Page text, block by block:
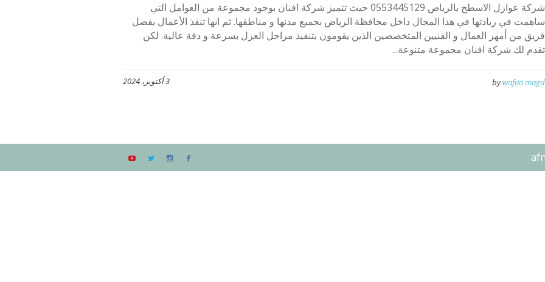
شركة عوازل الاسطح بالرياض 0553445129 حيث تتميز شركة افنان بوجود مجموعة من العوامل التي
ساهمت في ريادتها في هذا المجال داخل محافظة الرياض بجميع مدنها و مناطقها. ثم انها تنفذ الأعمال بفضل
فريق من أمهر العمال و الفنيين المتخصصين الذين يقومون بتنفيذ مراحل العزل بسرعة و دقة عالية. لكن
تقدم لك شركة افنان مجموعة متنوعة...
3 أكتوبر، 2024 bywafaa magd